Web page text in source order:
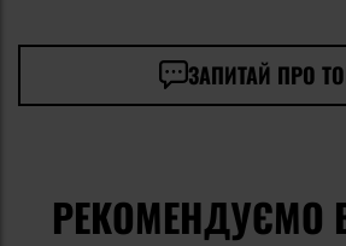
ЗАПИТАЙ ПРО
РЕКОМЕНДУЄМО